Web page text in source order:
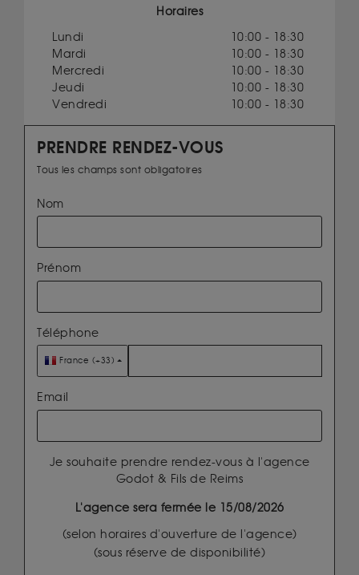
PRENDRE RENDEZ-VOUS
Tous les champs sont obligatoires
Nom
Prénom
Téléphone
France (+33)
Email
Je souhaite prendre rendez-vous à l'agence
Godot & Fils de Reims
L'agence sera fermée le 15/08/2026
(selon horaires d'ouverture de l'agence)
(sous réserve de disponibilité)
Horaires
Lundi
10:00 - 18:30
Mardi
10:00 - 18:30
Mercredi
10:00 - 18:30
Jeudi
10:00 - 18:30
Vendredi
10:00 - 18:30